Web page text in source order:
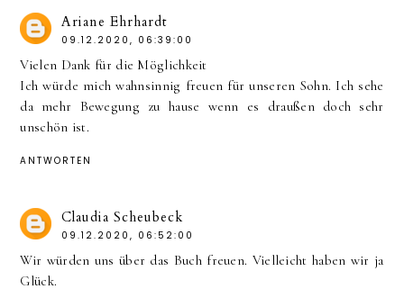
Ariane Ehrhardt
09.12.2020, 06:39:00
Vielen Dank für die Möglichkeit
Ich würde mich wahnsinnig freuen für unseren Sohn. Ich sehe
da mehr Bewegung zu hause wenn es draußen doch sehr
unschön ist.
ANTWORTEN
Claudia Scheubeck
09.12.2020, 06:52:00
Wir würden uns über das Buch freuen. Vielleicht haben wir ja
Glück.